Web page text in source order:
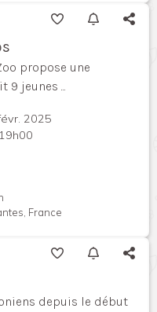
propose une
jeunes ...
2025
France
depuis le début